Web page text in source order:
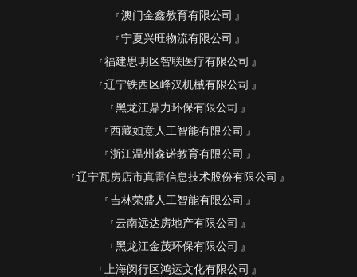
澳门金鑫教育有限公司
宁夏兴旺物流有限公司
福建思明区智联医疗有限公司
辽宁铁西区峰汉机械有限公司
黑龙江鼎力环保有限公司
西藏如意人工智能有限公司
浙江温州森诺教育有限公司
辽宁瓦房店市真雷信息技术股份有限公司
吉林荣盛人工智能有限公司
云南远达房地产有限公司
黑龙江金茂环保有限公司
上海闵行区鸿运文化有限公司